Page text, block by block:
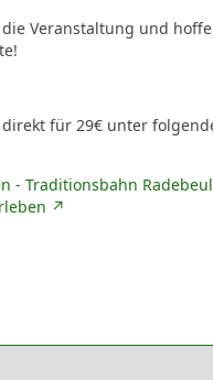
Veranstaltung und
für 29€ unter
- Traditionsbahn